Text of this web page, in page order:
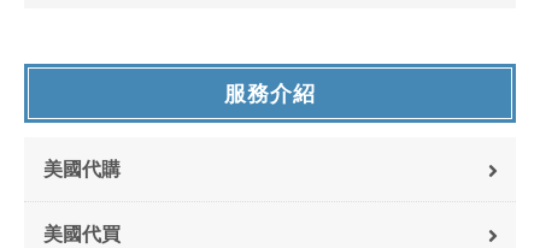
服務介紹
美國代購
美國代買